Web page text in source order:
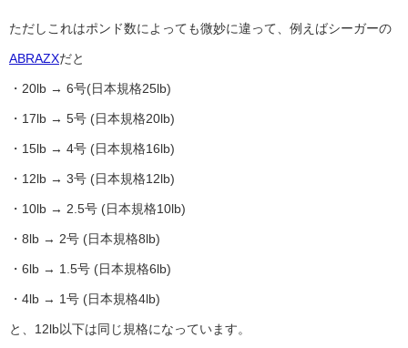
ただしこれはポンド数によっても微妙に違って、例えばシーガーの
ABRAZXだと
・20lb → 6号(日本規格25lb)
・17lb → 5号 (日本規格20lb)
・15lb → 4号 (日本規格16lb)
・12lb → 3号 (日本規格12lb)
・10lb → 2.5号 (日本規格10lb)
・8lb → 2号 (日本規格8lb)
・6lb → 1.5号 (日本規格6lb)
・4lb → 1号 (日本規格4lb)
と、12lb以下は同じ規格になっています。